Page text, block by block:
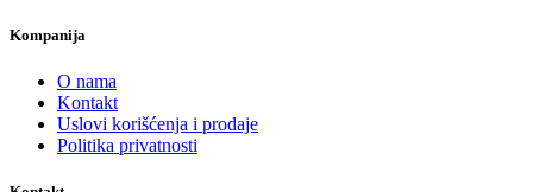
Kompanija
O nama
Kontakt
Uslovi korišćenja i prodaje
Politika privatnosti